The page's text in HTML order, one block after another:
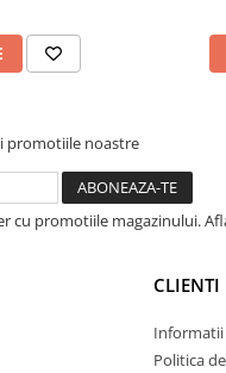
promotiile noastre
cu promotiile magazinului.
CLIENTI
Politica